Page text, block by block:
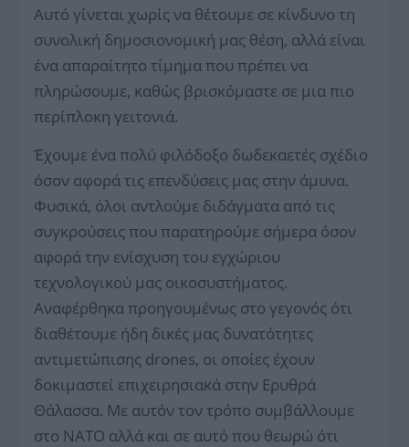
Αυτό γίνεται χωρίς να θέτουμε σε κίνδυνο τη
συνολική δημοσιονομική μας θέση, αλλά είναι
ένα απαραίτητο τίμημα που πρέπει να
πληρώσουμε, καθώς βρισκόμαστε σε μια πιο
περίπλοκη γειτονιά.
Έχουμε ένα πολύ φιλόδοξο δωδεκαετές σχέδιο
όσον αφορά τις επενδύσεις μας στην άμυνα.
Φυσικά, όλοι αντλούμε διδάγματα από τις
συγκρούσεις που παρατηρούμε σήμερα όσον
αφορά την ενίσχυση του εγχώριου
τεχνολογικού μας οικοσυστήματος.
Αναφέρθηκα προηγουμένως στο γεγονός ότι
διαθέτουμε ήδη δικές μας δυνατότητες
αντιμετώπισης drones, οι οποίες έχουν
δοκιμαστεί επιχειρησιακά στην Ερυθρά
Θάλασσα. Με αυτόν τον τρόπο συμβάλλουμε
στο ΝΑΤΟ αλλά και σε αυτό που θεωρώ ότι